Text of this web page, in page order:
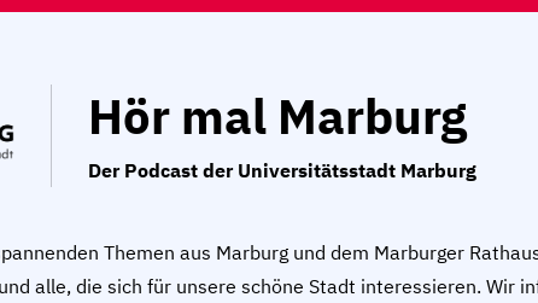
Hör mal Marburg
Der Podcast der Universitätsstadt Marburg
Themen aus Marburg und dem Marburger
alle, die sich für unsere schöne Stadt interessieren. Wir